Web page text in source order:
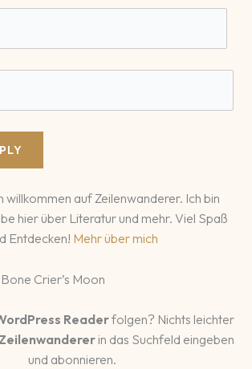
willkommen auf Zeilenwanderer. Ich bin
hier über Literatur und mehr. Viel Spaß
Entdecken! Mehr über mich
Crier’s Moon
Readerfolgen? Nichts leichter
Zeilenwandererin das Suchfeld eingeben
und abonnieren.